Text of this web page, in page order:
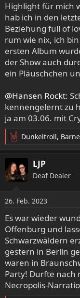
Highlight für mich
hab ich in den
Beziehung full of
rum wie nix, ich
ersten Album
der Show auch
ein Pläuschchen
@Hansen Rockt:
kennengelernt zu
ja am 03.06. mit
R
e
a
k
t
n
e
n
:
Dunkeltroll,
LJP
Deaf Dealer
26. Feb. 2023
Es war wieder
Offenburg und
Schwarzwäldern
gestern in Berlin
waren in
Party! Durfte nach
Necropolis-